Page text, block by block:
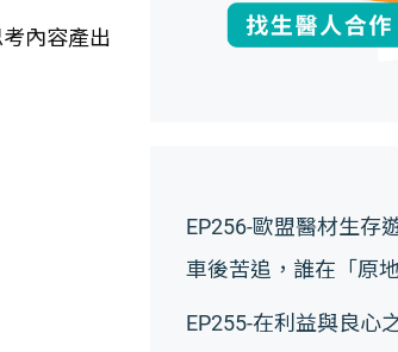
內容產出
EP256-歐盟醫材生存
車後苦追，誰在「原
EP255-在利益與良心